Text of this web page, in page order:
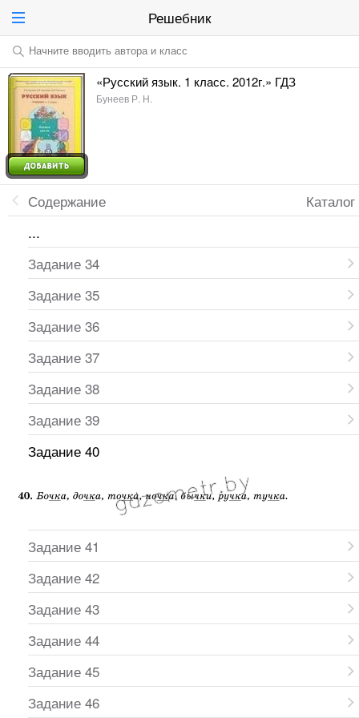
Решебник
Начните вводить автора и класс
«Русский язык. 1 класс. 2012г.» ГДЗ
Бунеев Р. Н.
Каталог
Содержание
...
Задание 34
Задание 35
Задание 36
Задание 37
Задание 38
Задание 39
Задание 40
Задание 41
Задание 42
Задание 43
Задание 44
Задание 45
Задание 46